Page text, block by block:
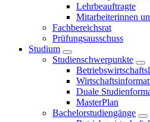
Lehrbeauftragte
Mitarbeiterinnen
Fachbereichsrat
Prüfungsausschuss
Studium
Studienschwerpunkte
Duale
MasterPlan
Bachelorstudiengänge